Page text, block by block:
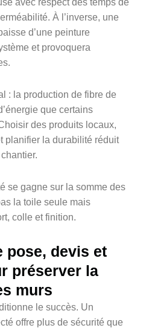
À l’inverse, une
d’une peinture
et provoquera
: la production de fibre de
que certains
des produits locaux,
planifier la durabilité réduit
se gagne sur la somme des
la toile seule mais
colle et finition.
pose, devis et
préserver la
murs
le succès. Un
offre plus de sécurité que